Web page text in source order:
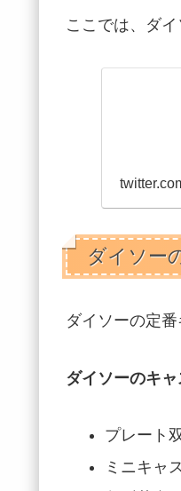
ここでは、ダ
ダイソー
ダイソーの定
ダイソーのキ
プレート
ミニキャ